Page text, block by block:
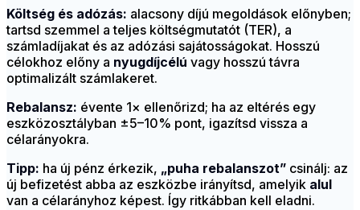
Költség és adózás: alacsony díjú megoldások előnyben;
tartsd szemmel a teljes költségmutatót (TER), a
számladíjakat és az adózási sajátosságokat. Hosszú
célokhoz előny a nyugdíjcélú vagy hosszú távra
optimalizált számlakeret.
Rebalansz: évente 1× ellenőrizd; ha az eltérés egy
eszközosztályban ±5–10% pont, igazítsd vissza a
célarányokra.
Tipp: ha új pénz érkezik, „puha rebalanszot” csinálj: az
új befizetést abba az eszközbe irányítsd, amelyik alul
van a célarányhoz képest. Így ritkábban kell eladni.